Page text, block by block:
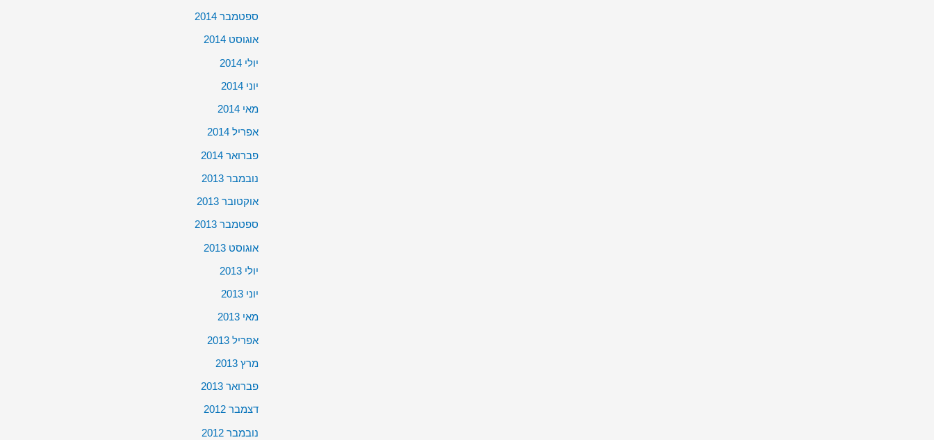
ספטמבר 2014
אוגוסט 2014
יולי 2014
יוני 2014
מאי 2014
אפריל 2014
פברואר 2014
נובמבר 2013
אוקטובר 2013
ספטמבר 2013
אוגוסט 2013
יולי 2013
יוני 2013
מאי 2013
אפריל 2013
מרץ 2013
פברואר 2013
דצמבר 2012
נובמבר 2012